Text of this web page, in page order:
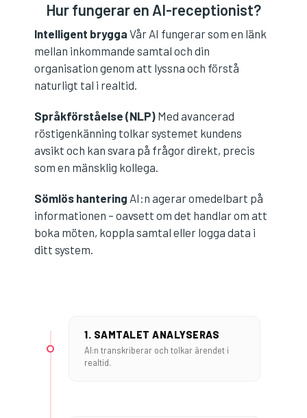
Hur fungerar en AI-receptionist?
Intelligent brygga Vår AI fungerar som en länk
mellan inkommande samtal och din
organisation genom att lyssna och förstå
naturligt tal i realtid.
Språkförståelse (NLP) Med avancerad
röstigenkänning tolkar systemet kundens
avsikt och kan svara på frågor direkt, precis
som en mänsklig kollega.
Sömlös hantering AI:n agerar omedelbart på
informationen – oavsett om det handlar om att
boka möten, koppla samtal eller logga data i
ditt system.
1. SAMTALET ANALYSERAS
AI:n transkriberar och tolkar ärendet i
realtid.